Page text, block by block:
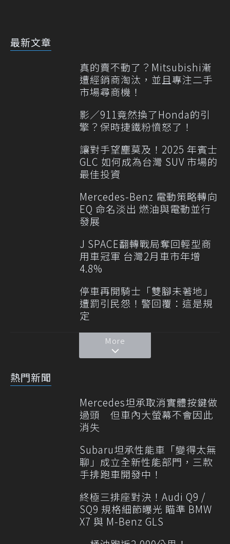
最新文章
真的賣不動了？Mitsubishi漸
遭經銷商淘汰，並且專注二手
市場尋商機！
影／911竟然換了Honda的引
擎？保時捷鐵粉憤怒了！
讓對手望塵莫及！2025 年賓士
GLC 如何成為台灣 SUV 市場的
最佳投資
Mercedes-Benz 電動策略轉向
EQ 命名淡出 燃油與電動並行
發展
J SPACE翻轉戰局奪回輕型商
用車冠軍 台灣2月車市年增
4.8%
停車再開騎士「雙腳未著地」
遭罰引民怨！警回覆：這是規
定
More
熱門新聞
Mercedes坦承取消實體按鍵做
過頭 但車內大螢幕不會因此
消失
Subaru坦承性能車「變得太無
聊」成立全新性能部門，三款
手排跑車開發中！
終極三排座對決！Audi Q9 /
SQ9 規格細節曝光 瞄準 BMW
X7 與 M-Benz GLS